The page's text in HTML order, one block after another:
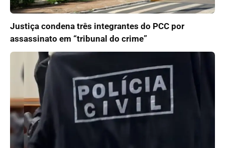
Justiça condena três integrantes do PCC por
assassinato em “tribunal do crime”